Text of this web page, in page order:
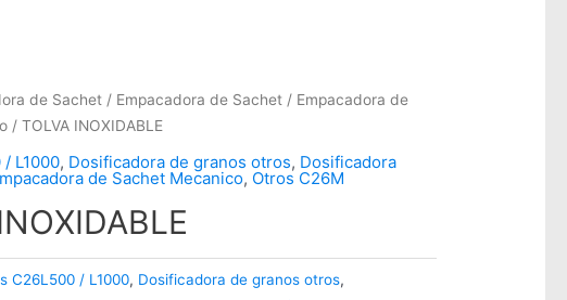
de Sachet / Empacadora de Sachet / Empacadora de
/ TOLVA INOXIDABLE
L1000, Dosificadora de granos otros, Dosificadora
de Sachet Mecanico, Otros C26M
C26L500 / L1000, Dosificadora de granos otros,